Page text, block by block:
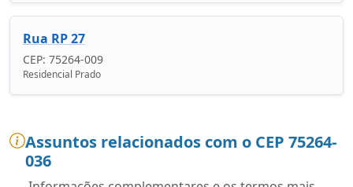
Rua RP 27
CEP: 75264-009
Residencial Prado
Assuntos relacionados com o CEP 75264-
036